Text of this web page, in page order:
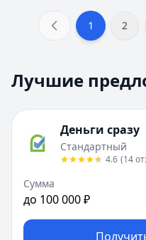
1 2
Лучшие
Деньги сразу
Стандартный
4.6 (14
Сумма
до 100 000 ₽